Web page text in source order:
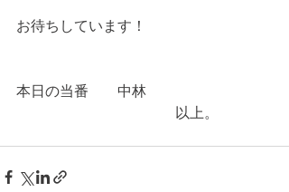
お待ちしています！
本日の当番　　中林
以上。